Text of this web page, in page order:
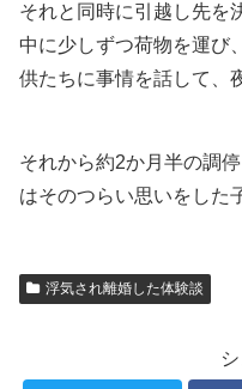
それと同時に引越し先を
中に少しずつ荷物を運び
供たちに事情を話して、
それから約2か月半の調
はそのつらい思いをした
浮気され離婚した体験談